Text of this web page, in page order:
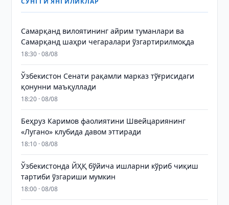
Самарқанд вилоятининг айрим туманлари ва
Самарқанд шаҳри чегаралари ўзгартирилмоқда
18:30 · 08/08
Ўзбекистон Сенати рақамли марказ тўғрисидаги
қонунни маъқуллади
18:20 · 08/08
Беҳруз Каримов фаолиятини Швейцариянинг
«Лугано» клубида давом эттиради
18:10 · 08/08
Ўзбекистонда ЙҲҚ бўйича ишларни кўриб чиқиш
тартиби ўзгариши мумкин
18:00 · 08/08